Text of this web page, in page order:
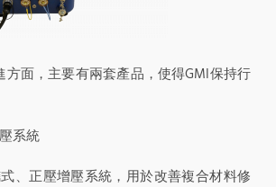
方面，主要有兩套產品，使得GMI保持行
系統
、正壓增壓系統，用於改善複合材料修